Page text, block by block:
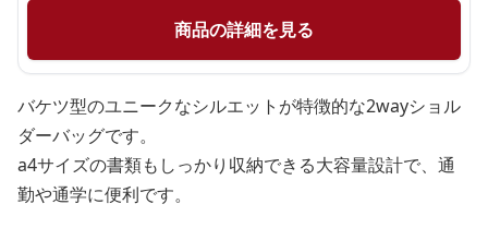
商品の詳細を見る
バケツ型のユニークなシルエットが特徴的な2wayショル
ダーバッグです。
a4サイズの書類もしっかり収納できる大容量設計で、通
勤や通学に便利です。